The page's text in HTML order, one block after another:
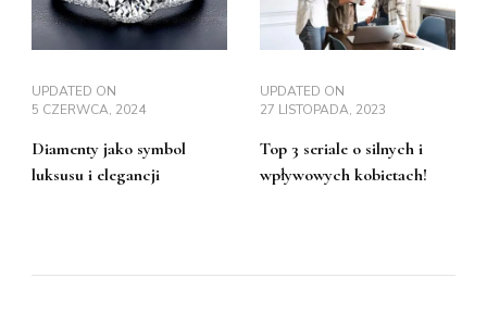
UPDATED ON
5 CZERWCA, 2024
Diamenty jako symbol
luksusu i elegancji
UPDATED ON
27 LISTOPADA, 2023
Top 3 seriale o silnych i
wpływowych kobietach!